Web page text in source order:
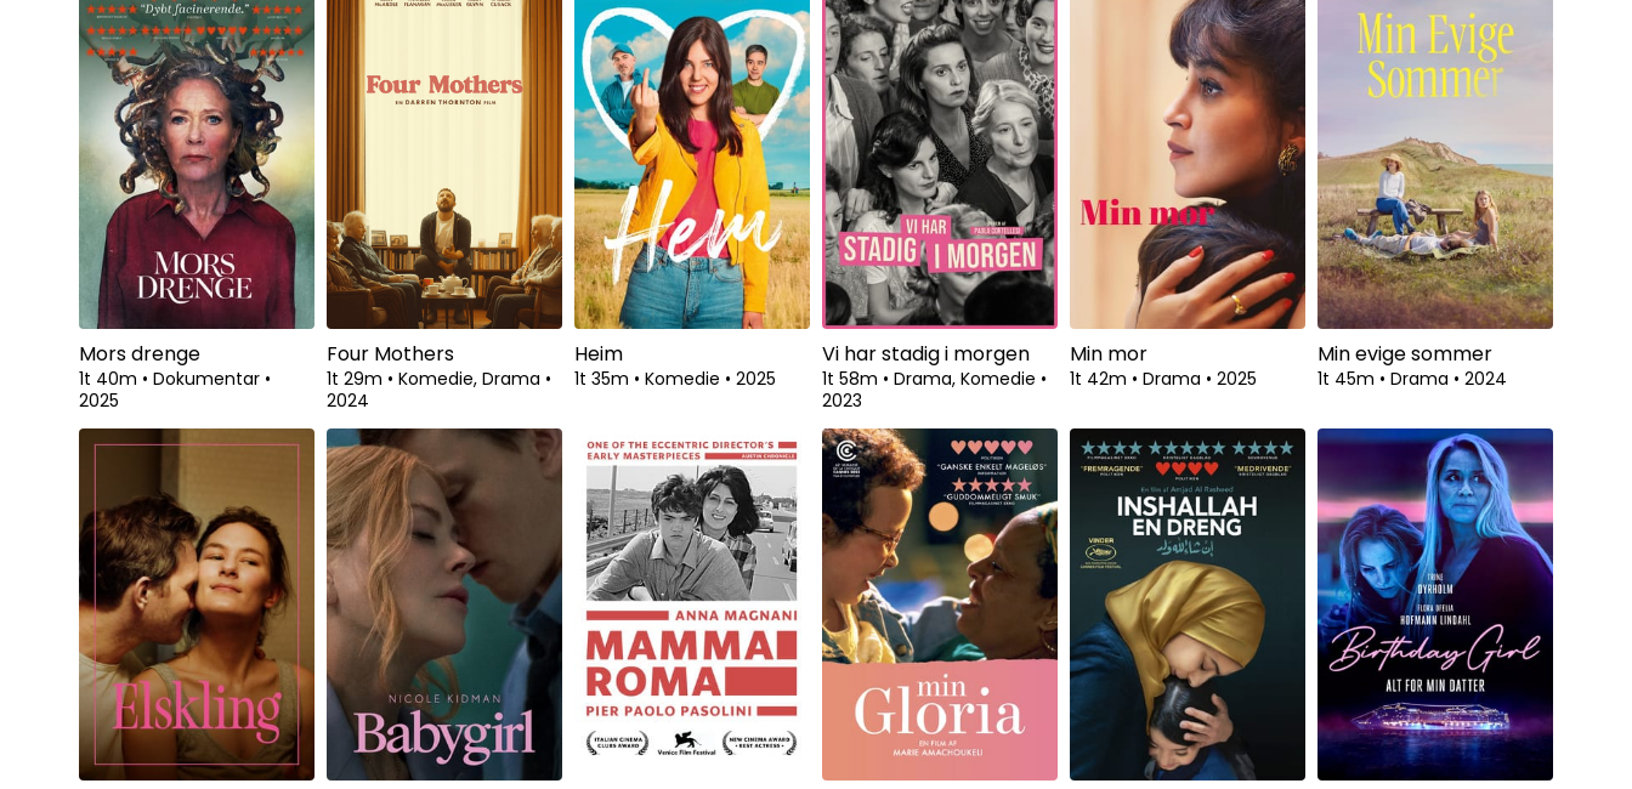
Mors drenge
1t 40m • Dokumentar •
2025
Four Mothers
1t 29m • Komedie, Drama •
2024
Heim
1t 35m • Komedie • 2025
Vi har stadig i morgen
1t 58m • Drama, Komedie •
2023
Min mor
1t 42m • Drama • 2025
Min evige sommer
1t 45m • Drama • 2024